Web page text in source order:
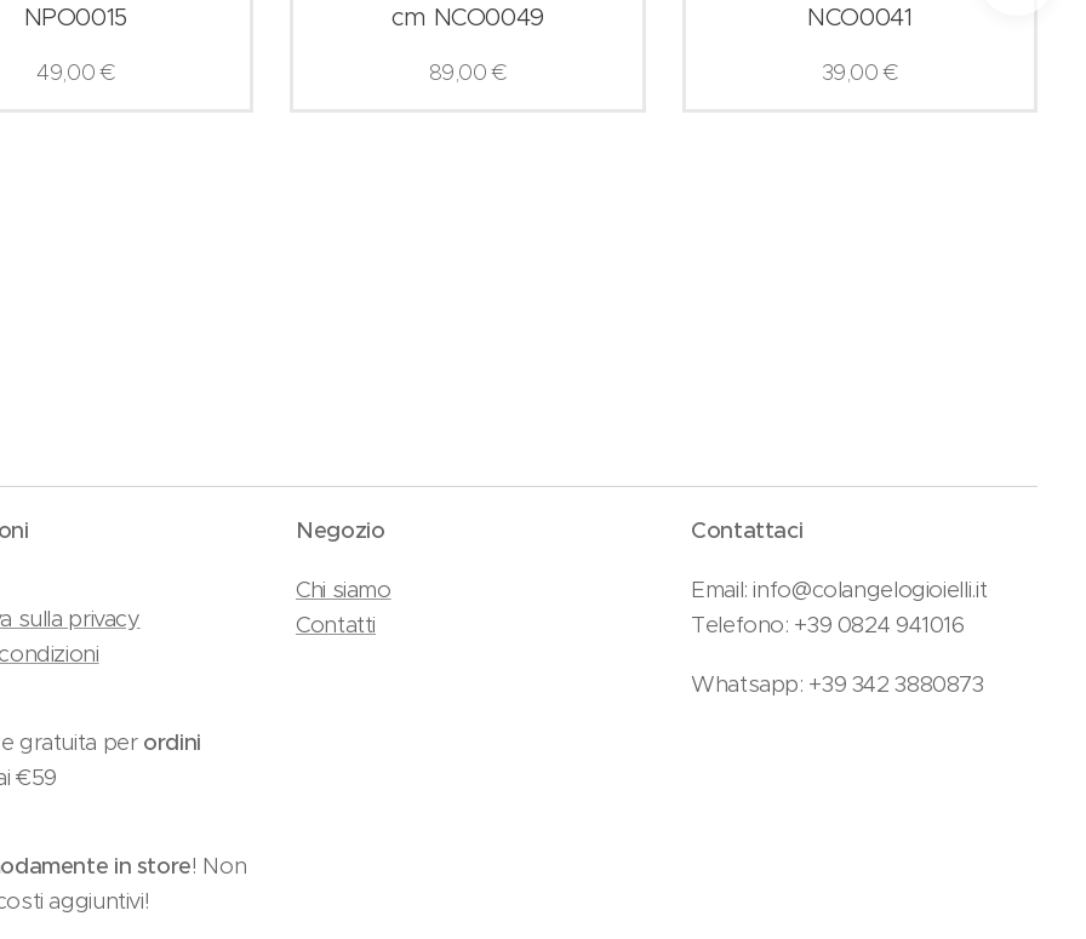
NPO0015
49,00€
cm NCO0049
89,00€
NCO0041
39,00€
sulla privacy
gratuita perordini
€59
in store! Non
aggiuntivi!
Negozio
Chi siamo
Contatti
Contattaci
Email: info@colangelogioielli.it
Telefono: +39 0824 941016
Whatsapp: +39 342 3880873